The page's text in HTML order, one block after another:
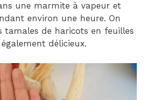
une marmite à vapeur et
environ une heure. On
tamales de haricots en feuilles
délicieux.